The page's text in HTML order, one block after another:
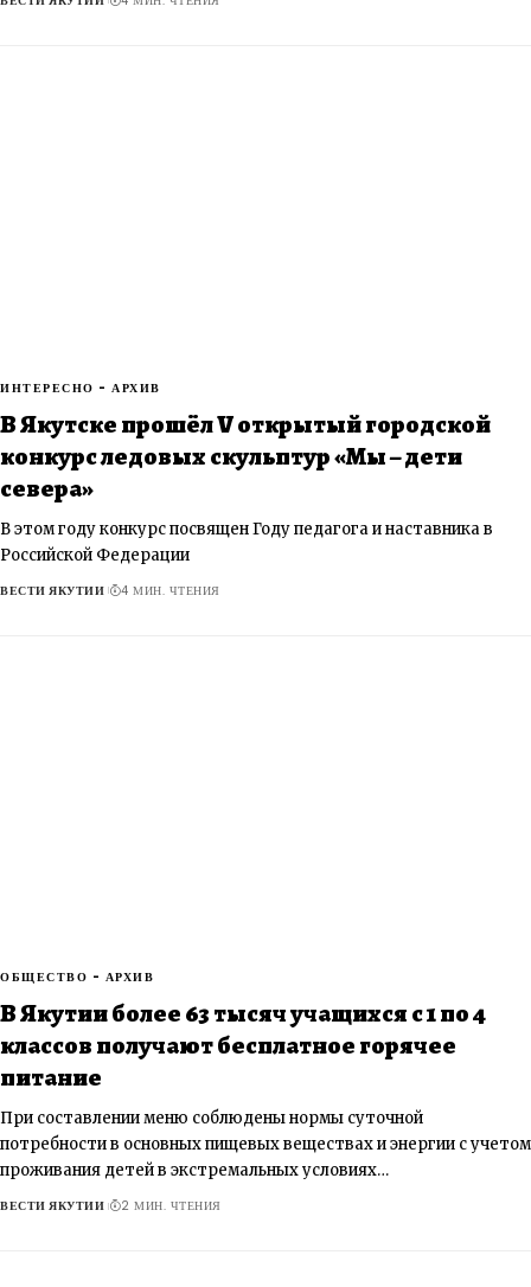
ИНТЕРЕСНО - АРХИВ
В Якутске прошёл V открытый городской
конкурс ледовых скульптур «Мы – дети
севера»
В этом году конкурс посвящен Году педагога и наставника в
Российской Федерации
ВЕСТИ ЯКУТИИ 4 МИН. ЧТЕНИЯ
ОБЩЕСТВО - АРХИВ
В Якутии более 63 тысяч учащихся с 1 по 4
классов получают бесплатное горячее
питание
При составлении меню соблюдены нормы суточной
потребности в основных пищевых веществах и энергии с учетом
проживания детей в экстремальных условиях…
ВЕСТИ ЯКУТИИ 2 МИН. ЧТЕНИЯ